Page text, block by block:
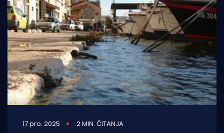
17 pro. 2025 2 MIN. ČITANJA